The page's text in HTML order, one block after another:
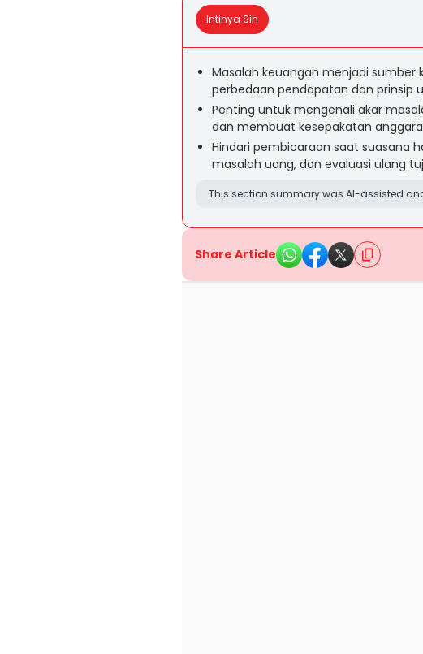
Intinya Sih
Masalah keuangan menjadi sumber
perbedaan pendapatan dan prinsip
Penting untuk mengenali akar
dan membuat kesepakatan
Hindari pembicaraan saat suasana
masalah uang, dan evaluasi ulang
This section summary was AI-assisted
Share Article